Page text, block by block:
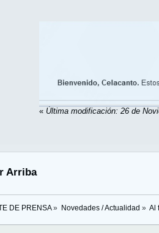
« Última modificación: 26 de
Arriba
DE PRENSA» Novedades / Actualidad » Al